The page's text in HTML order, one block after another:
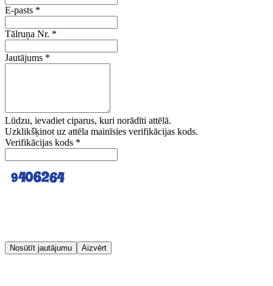
E-pasts *
Tālruņa Nr. *
Jautājums *
Lūdzu, ievadiet ciparus, kuri norādīti attēlā.
Uzklikšķinot uz attēla mainīsies verifikācijas kods.
Verifikācijas kods *
Nosūtīt jautājumu Aizvērt